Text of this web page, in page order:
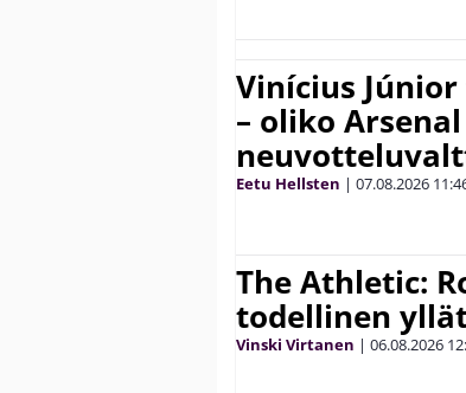
Vinícius
– oliko
Eetu Hellsten | 07.08.2026
The Athletic:
todellinen
Vinski Virtanen | 06.08.2026